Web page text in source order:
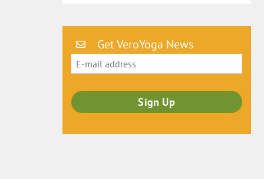
Get VeroYoga News